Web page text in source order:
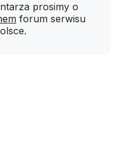
prosimy o
forum serwisu